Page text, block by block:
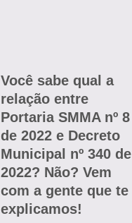
Você sabe qual a
relação entre
Portaria SMMA nº 8
de 2022 e Decreto
Municipal nº 340 de
2022? Não? Vem
com a gente que te
explicamos!